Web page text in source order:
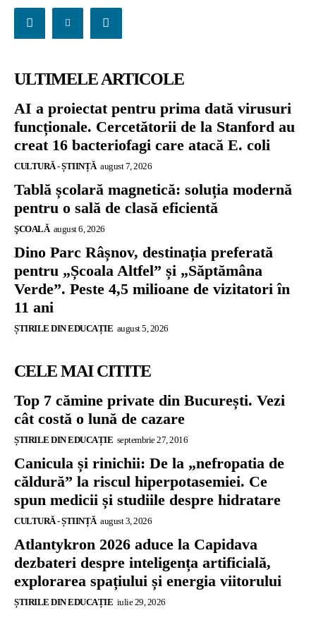
ULTIMELE ARTICOLE
AI a proiectat pentru prima dată virusuri
funcționale. Cercetătorii de la Stanford au
creat 16 bacteriofagi care atacă E. coli
CULTURĂ - ȘTIINȚĂ august 7, 2026
Tablă școlară magnetică: soluția modernă
pentru o sală de clasă eficientă
ŞCOALĂ august 6, 2026
Dino Parc Râșnov, destinația preferată
pentru „Școala Altfel” și „Săptămâna
Verde”. Peste 4,5 milioane de vizitatori în
11 ani
ȘTIRILE DIN EDUCAȚIE august 5, 2026
CELE MAI CITITE
Top 7 cămine private din București. Vezi
cât costă o lună de cazare
ȘTIRILE DIN EDUCAȚIE septembrie 27, 2016
Canicula și rinichii: De la „nefropatia de
căldură” la riscul hiperpotasemiei. Ce
spun medicii și studiile despre hidratare
CULTURĂ - ȘTIINȚĂ august 3, 2026
Atlantykron 2026 aduce la Capidava
dezbateri despre inteligența artificială,
explorarea spațiului și energia viitorului
ȘTIRILE DIN EDUCAȚIE iulie 29, 2026